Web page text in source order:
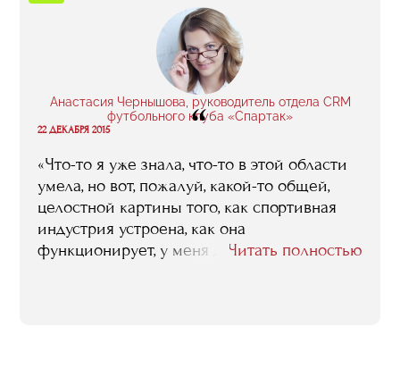
приобрела и даже нашла бизнес-партнера».
Анастасия Чернышова, руководитель отдела CRM
футбольного клуба «Спартак»
“
22 ДЕКАБРЯ 2015
«Что-то я уже знала, что-то в этой области
умела, но вот, пожалуй, какой-то общей,
целостной картины того, как спортивная
индустрия устроена, как она
функционирует, у меня до RMA не было. То,
Читать полностью